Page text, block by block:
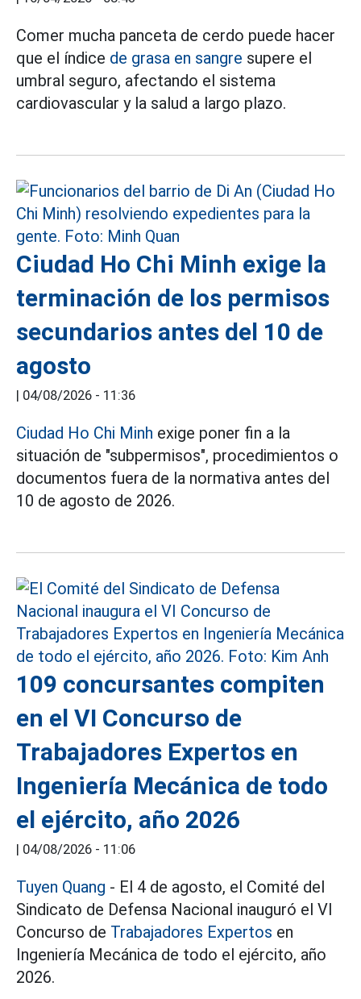
Comer mucha panceta de cerdo puede hacer
que el índice de grasa en sangre supere el
umbral seguro, afectando el sistema
cardiovascular y la salud a largo plazo.
Ciudad Ho Chi Minh exige la
terminación de los permisos
secundarios antes del 10 de
agosto
| 04/08/2026 - 11:36
Ciudad Ho Chi Minh exige poner fin a la
situación de "subpermisos", procedimientos o
documentos fuera de la normativa antes del
10 de agosto de 2026.
109 concursantes compiten
en el VI Concurso de
Trabajadores Expertos en
Ingeniería Mecánica de todo
el ejército, año 2026
| 04/08/2026 - 11:06
Tuyen Quang - El 4 de agosto, el Comité del
Sindicato de Defensa Nacional inauguró el VI
Concurso de Trabajadores Expertos en
Ingeniería Mecánica de todo el ejército, año
2026.